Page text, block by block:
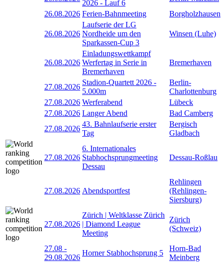
2026 - Lauf 6
26.08.2026 Ferien-Bahnmeeting Borgholzhausen
26.08.2026
Laufserie der LG
Nordheide um den
Sparkassen-Cup 3
Winsen (Luhe)
26.08.2026
Einladungswettkampf
Werfertag in Serie in
Bremerhaven
Bremerhaven
27.08.2026
Stadion-Quartett 2026 -
5.000m
Berlin-
Charlottenburg
27.08.2026 Werferabend
Lübeck
27.08.2026 Langer Abend
Bad Camberg
27.08.2026
43. Bahnlaufserie erster
Tag
Bergisch
Gladbach
27.08.2026
6. Internationales
Stabhochsprungmeeting
Dessau
Dessau-Roßlau
27.08.2026 Abendsportfest
Rehlingen
(Rehlingen-
Siersburg)
27.08.2026
Zürich | Weltklasse Zürich
| Diamond League
Meeting
Zürich
(Schweiz)
27.08 -
29.08.2026
Horner Stabhochsprung 5
Horn-Bad
Meinberg